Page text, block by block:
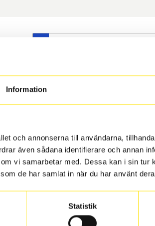
Information
och annonserna till användarna,
även sådana identifierare och annan
vi samarbetar med. Dessa kan i sin tur
de har samlat in när du har använt
Statistik
någon av våra däckverkstäder i
När vi byter dina däck ser vi till